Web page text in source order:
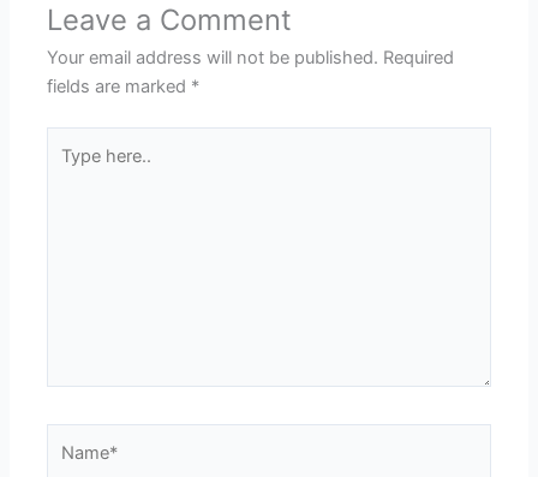
Leave a Comment
Your email address will not be published. Required
fields are marked *
here..